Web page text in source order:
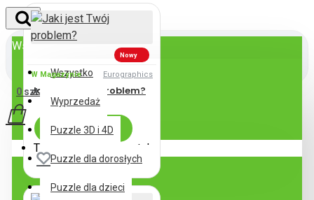
Wszystko
Wszystko
Wyprzedaż
Puzzle 3D i 4D
Puzzle dla dorosłych
Puzzle dla dzieci
0 szt. - 0zl
Twój koszyk jest pusty!
Nowy
W Magazynie Eurographics
Jaki jest Twój problem?
64zl
Dodaj do koszyka